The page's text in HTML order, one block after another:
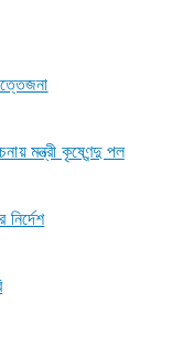
মন্ত্রী কৃষ্ণেন্দু পল